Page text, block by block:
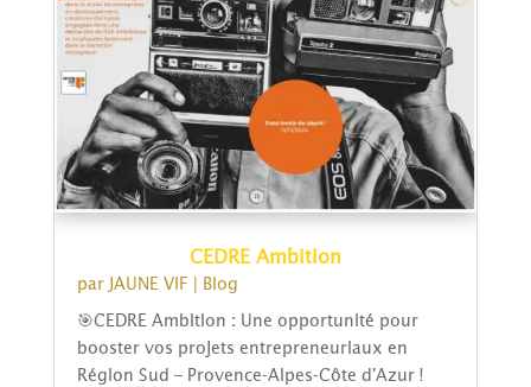
CEDRE Ambition
par JAUNE VIF Blog
🎯CEDRE Ambition : Une opportunité pour
booster vos projets entrepreneuriaux en
Région Sud – Provence-Alpes-Côte d’Azur !